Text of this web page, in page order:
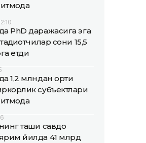
PhD даражасига эга
сони 15,5
етди
1,2 млндан ортиқ
субъектлари
ташқи савдо
йилда 41 млрд